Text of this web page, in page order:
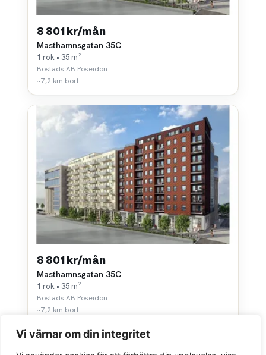
Vi värnar om din integritet
8 801 kr/mån
Masthamnsgatan 35C
1 rok • 35 m²
Bostads AB Poseidon
~7,2 km bort
8 801 kr/mån
Masthamnsgatan 35C
1 rok • 35 m²
Bostads AB Poseidon
~7,2 km bort